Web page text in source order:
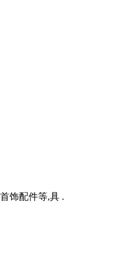
饰配件等,具 .